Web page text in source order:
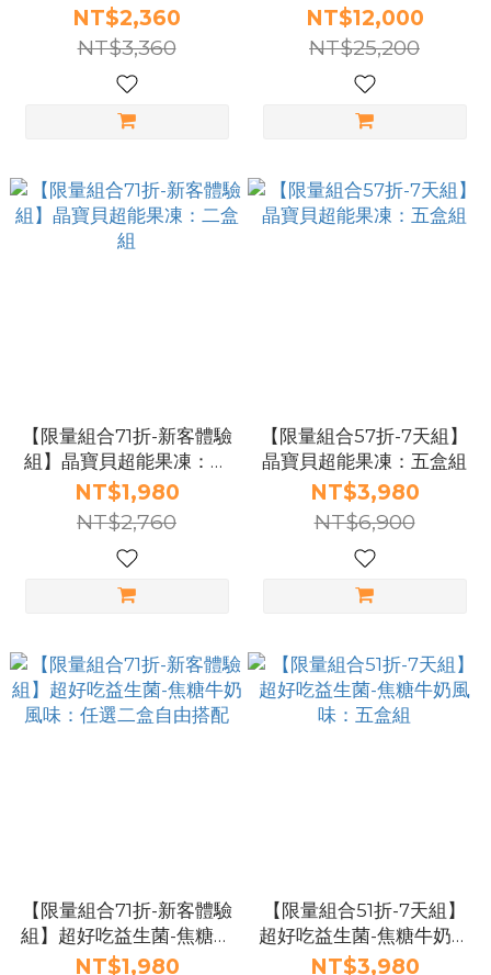
EPAX高濃度Omega-3魚
油(60粒×2盒)（預購8月
出貨）
NT$2,360
NT$3,360
EPAX高濃度Omega-3魚
油(60粒×15盒)（預購8月
出貨）
NT$12,000
NT$25,200
【限量組合71折-新客體驗
組】晶寶貝超能果凍：二
盒組
NT$1,980
NT$2,760
【限量組合57折-7天組】
晶寶貝超能果凍：五盒組
NT$3,980
NT$6,900
【限量組合71折-新客體驗
組】超好吃益生菌-焦糖牛
奶風味：任選二盒自由搭
NT$1,980
【限量組合51折-7天組】
超好吃益生菌-焦糖牛奶風
味：五盒組
NT$3,980